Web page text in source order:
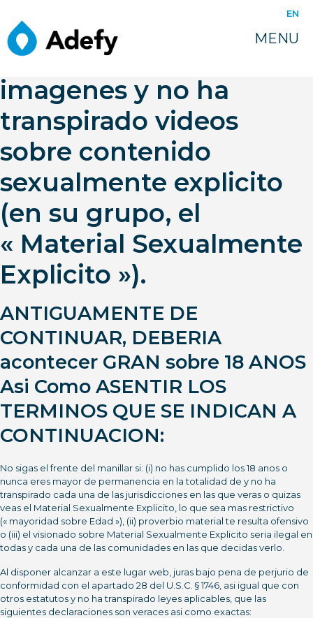
EN
MENU
Este sitio web contiene
referencia, enlaces,
imagenes y no ha
transpirado videos
sobre contenido
sexualmente explicito
(en su grupo, el
« Material Sexualmente
Explicito »).
ANTIGUAMENTE DE
CONTINUAR, DEBERIA
acontecer GRAN sobre 18 ANOS
Asi­ Como ASENTIR LOS
TERMINOS QUE SE INDICAN A
CONTINUACION:
No sigas el frente del manillar si: (i) no has cumplido los 18 anos o
nunca eres mayor de permanencia en la totalidad de y no ha
transpirado cada una de las jurisdicciones en las que veras o quizas
veas el Material Sexualmente Explicito, lo que sea mas restrictivo
(« mayoridad sobre Edad »), (ii) proverbio material te resulta ofensivo
o (iii) el visionado sobre Material Sexualmente Explicito seri­a ilegal en
todas y cada una de las comunidades en las que decidas verlo.
Al disponer alcanzar a este lugar web, juras bajo pena de perjurio de
conformidad con el apartado 28 del U.S.C. § 1746, asi igual que con
otros estatutos y no ha transpirado leyes aplicables, que las
siguientes declaraciones son veraces asi­ como exactas: